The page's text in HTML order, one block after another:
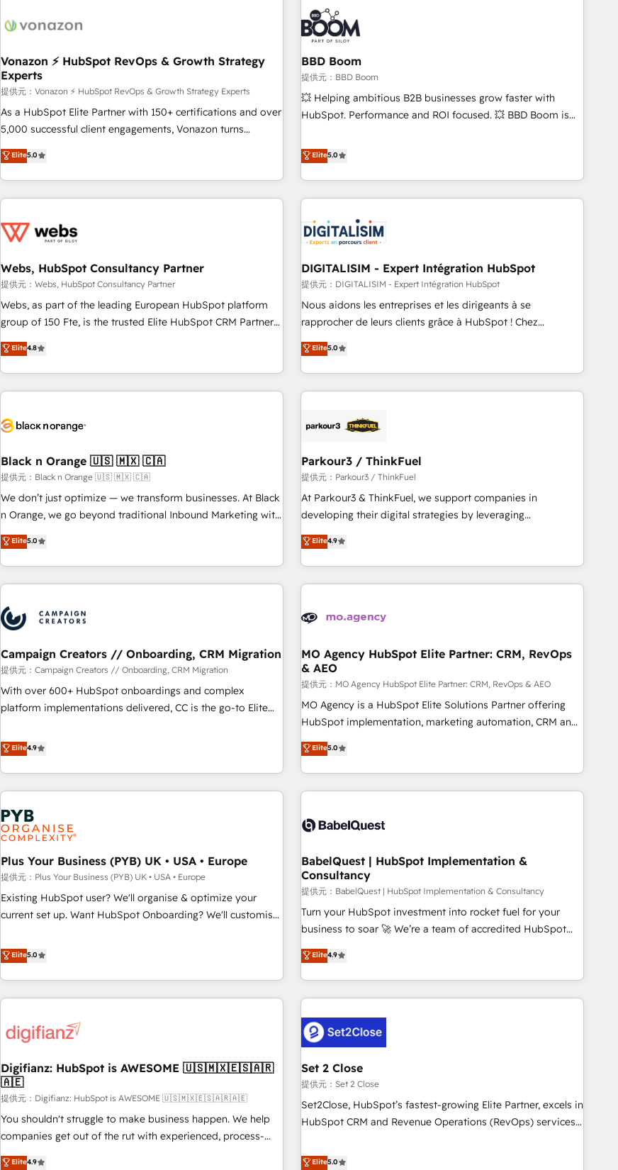
understand your unique needs, crafting custom strategies
you to unlock HubSpot’s full potential—faster. Through
expert training, unmatched responsiveness, and ongoing
support, we equip your team to adopt new systems with
confidence and achieve a unified, data-driven approach to
customer engagement.
d'ouvrir la plateforme. Nos domaines d'intervention : -
Intégration & paramétrage HubSpot - Migration CRM &
reprise de données - Stratégie RevOps & alignement
Marketing / Sales - Data, reporting & tableaux de bord -
Onboarding, audit & optimisation - Intégrations métiers
(ERP, téléphonie, e-commerce) - Formation &
accompagnement au changement Nous intervenons auprès
industrie, éducation, banque & assurance, transport &
logistique.
Vonazon ⚡ HubSpot RevOps & Growth Strategy
Experts
提供元：Vonazon ⚡ HubSpot RevOps & Growth Strategy Experts
As a HubSpot Elite Partner with 150+ certifications and over
5,000 successful client engagements, Vonazon turns
marketing complexity into measurable, scalable growth.
From onboarding to enterprise-grade campaigns, our in-
house team builds scalable strategies that drive long-term
revenue. ⚙️ HubSpot Integration & Optimization • Seamless
migrations and data cleanups • Custom APIs and third-party
marketing and pipeline growth programs • Sales
enablement tools and CRM optimization • Retention
strategies with customer journey mapping 🏅 Elite-Level
HubSpot Execution • 750+ onboardings and 2,000+
and service hubs • Built-in flexibility for startups to global
brands
Elite5.0
BBD Boom
提供元：BBD Boom
💥 Helping ambitious B2B businesses grow faster with
HubSpot. Performance and ROI focused. 💥 BBD Boom is
We work with your teams to solve all your HubSpot
challenges and improve user adoption, sales process and
marketing results. Services 📚 Onboarding your team to
HubSpot for the first time 🔧 Designing and optimising your
HubSpot set-up for better results 🌐 Website design and
build using HubSpot 🔌 Integrating HubSpot with other
Lead generation services using HubSpot Why us? - SIX
HubSpot Accreditations - awarded by HubSpot after a
rigorous process for CRM, Solutions Architecture,
Onboarding , Data Migration, Custom Integration & Platform
Top 1% of partners worldwide -In-house team of 25+
experts Contact us today to help you get more from your
Elite5.0
Webs, HubSpot Consultancy Partner
提供元：Webs, HubSpot Consultancy Partner
Webs, as part of the leading European HubSpot platform
group of 150 Fte, is the trusted Elite HubSpot CRM Partner
offering you a roadmap on maximizing EBITDA and
achieving Commercial Excellence. With our targeted
processes, we strengthen your digital transformation and
minimize costs. As HubSpot's Advanced Accredited CRM
business forward. Since 2015 we are fully dedicated to
with reputable companies in B2B sectors such as
manufacturing, SaaS and business services. We prepare a
customized business case that demonstrates the value and
impact of your digital transformation, including a detailed
extension of your team, we believe in the power of
partnership. Together, we embark on a transformational
Elite4.8
DIGITALISIM - Expert Intégration HubSpot
提供元：DIGITALISIM - Expert Intégration HubSpot
Nous aidons les entreprises et les dirigeants à se
rapprocher de leurs clients grâce à HubSpot ! Chez
DIGITALISIM, nous avons l'intime conviction que la réussite
des entreprises passe par l’innovation web, le marketing
digital, et la relation client ! C'est pourquoi, nos experts sont
à la fois capables de gérer votre projet de création de site
pilotage et l'intégration d'HubSpot ! Les grandes phases
migration et intégration des bases de données. 🚀
Développement des interfaces avec vos logiciels métiers ⚙️
Configuration de la plateforme HubSpot 📈 Configuration
de rapports et tableaux de bord 🤝 Book Process &
Elite5.0
Black n Orange 🇺🇸 🇲🇽 🇨🇦
提供元：Black n Orange 🇺🇸 🇲🇽 🇨🇦
We don’t just optimize — we transform businesses. At Black
n Orange, we go beyond traditional Inbound Marketing with
our exclusive methodologies: BOOMS and BOOST. Together,
they form a powerful combination that has driven success
for over 800 businesses worldwide. As Elite HubSpot
Partners, we specialize in crafting high-performance growth
and revenue intelligence to help companies scale faster and
smarter. 🔹 BOOMS: Demand generation for all your buyers
With BOOMS, you invest in 100% of your buyers,
accelerating your growth and positioning yourself as an
undisputed leader. 🔹 BOOST: Optimize your digital
transformation process A methodology designed to
rating of 4.9/5 and a proven track record of business
transformation, our growth-first approach has helped
Elite5.0
Parkour3 / ThinkFuel
提供元：Parkour3 / ThinkFuel
At Parkour3 & ThinkFuel, we support companies in
developing their digital strategies by leveraging
technologies and automating their marketing and sales
processes to generate growth. Our offer spans from
Strategy to Operations. We specialize in CRM onboarding
and implementation, web design, sales & marketing
experience working with tech companies and
empowering our clients and developing their autonomy. Get
to grips with HubSpot through guided implementation and
seamless integration of the CRM platform into your digital
ecosystem. Would you like support in deploying your
inbound marketing strategy? We'll provide support tailored
we are part of the most certified Canadian agencies, and we
both hold Onboarding Accreditations. Based in Canada
Elite4.9
Campaign Creators // Onboarding, CRM Migration
提供元：Campaign Creators // Onboarding, CRM Migration
With over 600+ HubSpot onboardings and complex
platform implementations delivered, CC is the go-to Elite
replatform, and scale smarter. We specialize in high-impact
CRM and CMS migrations and onboarding from platforms
like Salesforce, NetSuite, Zoho, Pardot, Marketo, Microsoft
Dynamics, Wix, WordPress and legacy CRMs, turning
fragmented systems into unified, growth-ready HubSpot
architectures that accelerate revenue operations and
performance. - Multi-object CRM migration, cleanup, and
implementation. - Pre-built and custom integrations across
your full tech stack. - Custom object setup, CMS builds, and
full-funnel automation. - Dashboards, lifecycle campaigns,
and lead nurturing sequences. - Cross-hub setup across
optimization, managed support, and scalable retainers.
Let’s make HubSpot your most powerful growth engine.
Built to convert, scale, and drive results.
Elite4.9
MO Agency HubSpot Elite Partner: CRM, RevOps
& AEO
提供元：MO Agency HubSpot Elite Partner: CRM, RevOps & AEO
MO Agency is a HubSpot Elite Solutions Partner offering
HubSpot implementation, marketing automation, CRM and
RevOps consulting, data architecture, sales enablement,
lifecycle automation, lead scoring and revenue reporting.
HubSpot, Salesforce and integrated enterprise stacks.
Digital Marketing, Answer Engine Optimisation, and
Content Hub, WordPress development, B2B SEO, paid
led companies across technology, professional services,
financial services and industrial sectors. Offices in
Johannesburg, Cape Town and London. 500+ HubSpot CRM
implementations delivered. AI visibility coverage across
ChatGPT, Claude, Perplexity, Gemini and Google AI
HubSpot Impact Award - Integrations Innovation HubSpot
Impact Award - Platform Migration Excellence HubSpot
Elite5.0
Plus Your Business (PYB) UK • USA • Europe
提供元：Plus Your Business (PYB) UK • USA • Europe
Existing HubSpot user? We'll organise & optimize your
current set up. Want HubSpot Onboarding? We'll customise
to our Profile! We can help with... • CRM implementation,
reports & workflows, and team training • CRM migration:
Salesforce, Pipedrive, Dynamics etc • Technical projects inc.
Custom API integrations & ERP systems inc. SAP and
skilled members) • 150+ Clients for Sales Hub, Marketing
27001:2022, ISO 9001:2015 and now... ISO 42001: 2023
certified • Exclusive AI 'GuardHub' governance framework,
based on ISO 42001 - helping you 'organise complexity'
𝗥𝗲𝗮𝗱𝘆 𝗳𝗼𝗿 𝘁𝗵𝗲 𝗻𝗲𝘅𝘁 𝘀𝘁𝗲𝗽? Click the 👈 '𝗖𝗼𝗻𝘁𝗮𝗰𝘁
𝗯𝘂𝘀𝗶𝗻𝗲𝘀𝘀' button to get in touch (𝘸𝘦'𝘳𝘦 𝘴𝘶𝘱𝘦𝘳 𝘳𝘦𝘴𝘱𝘰𝘯𝘴𝘪𝘷𝘦)
Elite5.0
BabelQuest | HubSpot Implementation &
Consultancy
提供元：BabelQuest | HubSpot Implementation & Consultancy
Turn your HubSpot investment into rocket fuel for your
business to soar 🚀 We’re a team of accredited HubSpot
experts ready to help you. We can implement the platform
into complex business environments, optimise what you've
got and make sure you can actually use it, build your
website in HubSpot or create an inbound marketing
G-Cloud 14 CCS (Crown Commercial Service) framework,
meaning we've been accredited by HubSpot and vetted by
the CCS, which means we can support public sector
companies as well the other ones listed in our profile. Our
services: - HubSpot implementation - HubSpot CMS
website build We can do lots of things. But everything we
customers - Make better decisions with data - Find a new
Elite4.9
Digifianz: HubSpot is AWESOME 🇺🇸🇲🇽🇪🇸🇦🇷
🇦🇪
提供元：Digifianz: HubSpot is AWESOME 🇺🇸🇲🇽🇪🇸🇦🇷🇦🇪
You shouldn't struggle to make business happen. We help
companies get out of the rut with experienced, process-
oriented teams implementing HubSpot Marketing, Sales,
Elite4.9
Set 2 Close
提供元：Set 2 Close
Set2Close, HubSpot’s fastest-growing Elite Partner, excels in
HubSpot CRM and Revenue Operations (RevOps) services
Partner, we specialize in custom HubSpot CRM solutions.
Elite5.0